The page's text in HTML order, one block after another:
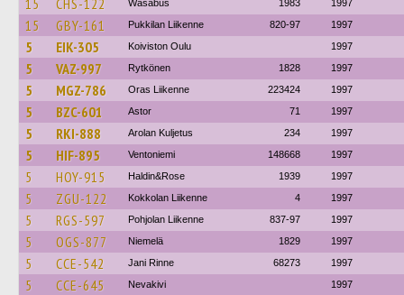
15 CHS-122 Wasabus 1983 1997
15 GBY-161 Pukkilan Liikenne 820-97 1997
5 EIK-305 Koiviston Oulu 1997
5 VAZ-997 Rytkönen 1828 1997
5 MGZ-786 Oras Liikenne 223424 1997
5 BZC-601 Astor 71 1997
5 RKI-888 Arolan Kuljetus 234 1997
5 HIF-895 Ventoniemi 148668 1997
5 HOY-915 Haldin&Rose 1939 1997
5 ZGU-122 Kokkolan Liikenne 4 1997
5 RGS-597 Pohjolan Liikenne 837-97 1997
5 OGS-877 Niemelä 1829 1997
5 CCE-542 Jani Rinne 68273 1997
5 CCE-645 Nevakivi 1997